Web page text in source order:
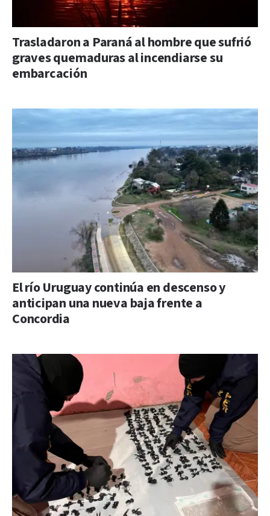
Trasladaron a Paraná al hombre que sufrió
graves quemaduras al incendiarse su
embarcación
El río Uruguay continúa en descenso y
anticipan una nueva baja frente a
Concordia